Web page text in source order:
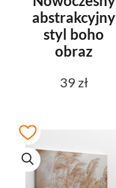
abstrakcyjny
styl boho
obraz
39 zł